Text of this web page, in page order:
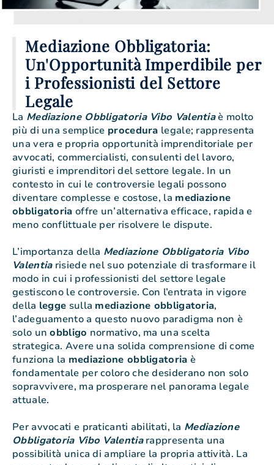
Mediazione Obbligatoria:
Un'Opportunità Imperdibile per
i Professionisti del Settore
Legale
La Mediazione Obbligatoria Vibo Valentiaè molto
più di una semplice procedura legale; rappresenta
una vera e propria opportunità imprenditoriale per
avvocati, commercialisti, consulenti del lavoro,
giuristi e imprenditori del settore legale. In un
contesto in cui le controversie legali possono
diventare complesse e costose, la mediazione
obbligatoria offre un’alternativa efficace, rapida e
meno conflittuale per risolvere le dispute.
L’importanza della Mediazione Obbligatoria Vibo
Valentiarisiede nel suo potenziale di trasformare il
modo in cui i professionisti del settore legale
gestiscono le controversie. Con l’entrata in vigore
della legge sulla mediazione obbligatoria,
l’adeguamento a questo nuovo paradigma non è
solo unobbligo normativo, ma una scelta
strategica. Avere una solida comprensione di come
funziona la mediazione obbligatoria è
fondamentale per coloro che desiderano non solo
sopravvivere, ma prosperare nel panorama legale
attuale.
Per avvocati e praticanti abilitati, la Mediazione
Obbligatoria Vibo Valentiarappresenta una
possibilità unica di ampliare la propria attività. La